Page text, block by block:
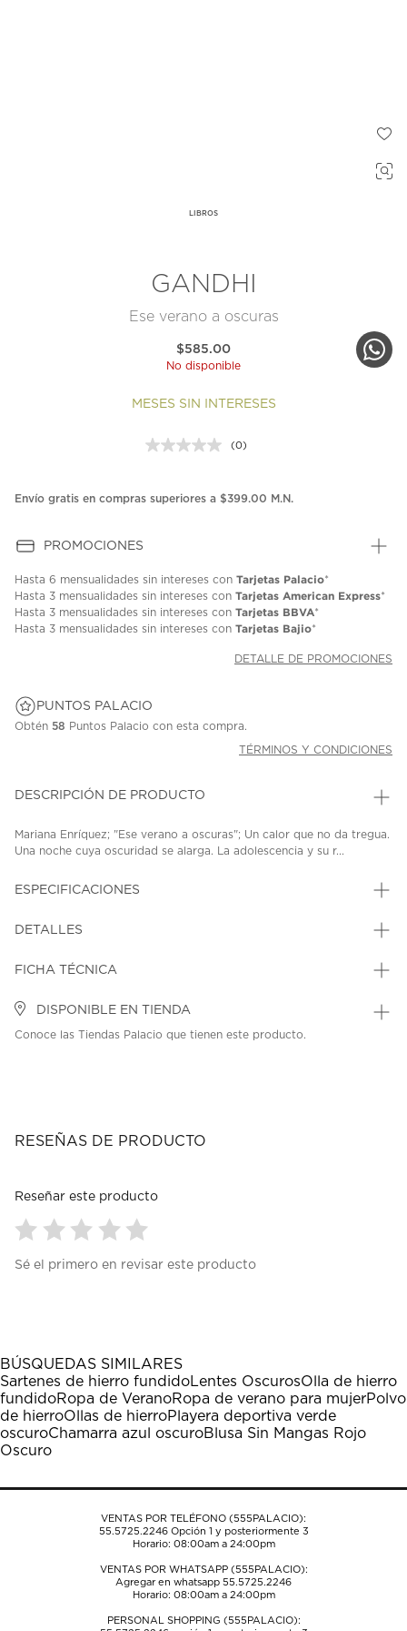
LIBROS
GANDHI
Ese verano a oscuras
$585.00
No disponible
MESES SIN INTERESES
Sin
en
(0)
Envío gratis en compras superiores a $399.00 M.N.
PROMOCIONES
Hasta 6 mensualidades sin intereses con Tarjetas Palacio*
Hasta 3 mensualidades sin intereses con Tarjetas American Express*
Hasta 3 mensualidades sin intereses con Tarjetas BBVA*
Hasta 3 mensualidades sin intereses con Tarjetas Bajio*
DETALLE DE PROMOCIONES
PUNTOS PALACIO
Obtén 58 Puntos Palacio con esta compra.
TÉRMINOS Y CONDICIONES
DESCRIPCIÓN DE PRODUCTO
Mariana Enríquez; "Ese verano a oscuras"; Un calor que no da tregua.
Una noche cuya oscuridad se alarga. La adolescencia y su r...
ESPECIFICACIONES
DETALLES
FICHA TÉCNICA
DISPONIBLE EN TIENDA
Conoce las Tiendas Palacio que tienen este producto.
RESEÑAS DE PRODUCTO
Reseñar este producto
para
1
estrella
Esta
acción
abrirá
el
formulario
envío.
para
estrellas.
Esta
acción
abrirá
el
formulario
envío.
para
estrellas.
Esta
acción
abrirá
el
envío.
para
estrellas.
Esta
acción
abrirá
el
envío.
para
estrellas.
Esta
acción
abrirá
el
envío.
Sé el primero en revisar este producto
BÚSQUEDAS SIMILARES
Sartenes de hierro fundidoLentes OscurosOlla de hierro
fundidoRopa de VeranoRopa de verano para mujerPolvo
de hierroOllas de hierroPlayera deportiva verde
oscuroChamarra azul oscuroBlusa Sin Mangas Rojo
Oscuro
VENTAS POR TELÉFONO (555PALACIO):
55.5725.2246Opción 1 y posteriormente 3
Horario: 08:00am a 24:00pm
VENTAS POR WHATSAPP (555PALACIO):
Agregar en whatsapp 55.5725.2246
Horario: 08:00am a 24:00pm
PERSONAL SHOPPING (555PALACIO):